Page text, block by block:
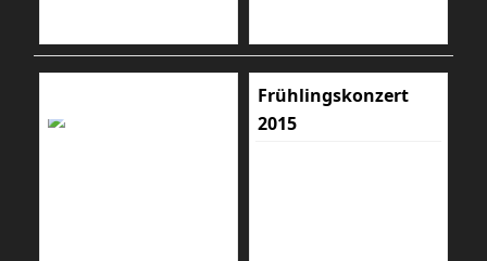
Frühlingskonzert
2015